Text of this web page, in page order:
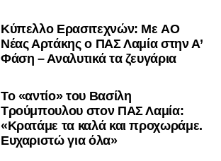
Kύπελλο Ερασιτεχνών: Με AO
Nέας Αρτάκης ο ΠΑΣ Λαμία στην Α’
Φάση – Αναλυτικά τα ζευγάρια
Το «αντίο» του Βασίλη
Τρούμπουλου στον ΠΑΣ Λαμία:
«Κρατάμε τα καλά και προχωράμε.
Ευχαριστώ για όλα»